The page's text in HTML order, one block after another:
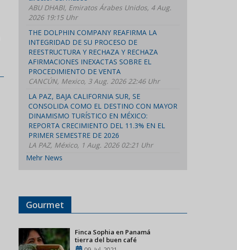
ABU DHABI, Emiratos Árabes Unidos, 4 Aug.
2026 19:15 Uhr
THE DOLPHIN COMPANY REAFIRMA LA
INTEGRIDAD DE SU PROCESO DE
REESTRUCTURA Y RECHAZA Y RECHAZA
AFIRMACIONES INEXACTAS SOBRE EL
PROCEDIMIENTO DE VENTA
CANCÚN, Mexico, 3 Aug. 2026 22:46 Uhr
LA PAZ, BAJA CALIFORNIA SUR, SE
CONSOLIDA COMO EL DESTINO CON MAYOR
DINAMISMO TURÍSTICO EN MÉXICO:
REPORTA CRECIMIENTO DEL 11.3% EN EL
PRIMER SEMESTRE DE 2026
LA PAZ, México, 1 Aug. 2026 02:21 Uhr
Mehr News
Gourmet
Finca Sophia en Panamá
tierra del buen café